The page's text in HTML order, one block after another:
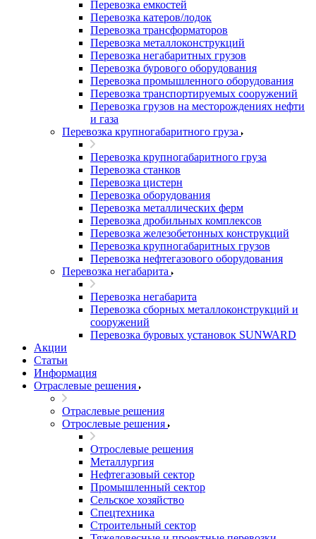
Перевозка емкостей
Перевозка катеров/лодок
Перевозка трансформаторов
Перевозка металлоконструкций
Перевозка негабаритных грузов
Перевозка бурового оборудования
Перевозка промышленного оборудования
Перевозка транспортируемых сооружений
Перевозка грузов на месторождениях нефти
и газа
Перевозка крупногабаритного груза
Перевозка крупногабаритного груза
Перевозка станков
Перевозка цистерн
Перевозка оборудования
Перевозка металлических ферм
Перевозка дробильных комплексов
Перевозка железобетонных конструкций
Перевозка крупногабаритных грузов
Перевозка нефтегазового оборудования
Перевозка негабарита
Перевозка негабарита
Перевозка сборных металлоконструкций и
сооружений
Перевозка буровых установок SUNWARD
Акции
Статьи
Информация
Отраслевые решения
Отраслевые решения
Отрослевые решения
Отрослевые решения
Металлургия
Нефтегазовый сектор
Промышленный сектор
Сельское хозяйство
Спецтехника
Строительный сектор